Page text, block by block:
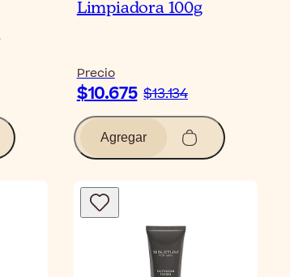
Limpiadora 100g
Precio
$10.675 $13.134
Agregar